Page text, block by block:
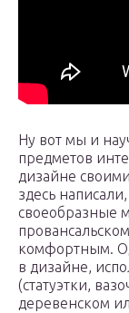
Ну вот мы и
предметов
дизайне
здесь
своеобразные
комфортным.
в дизайне,
(статуэтки,
деревенском